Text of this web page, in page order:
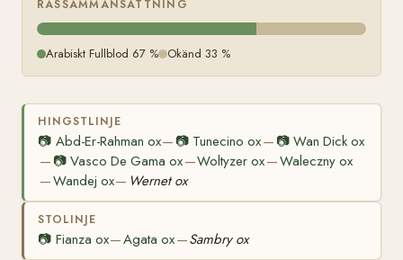
RASSAMMANSÄTTNING
Arabiskt Fullblod 67 % Okänd 33 %
HINGSTLINJE
📷 Abd-Er-Rahman ox— 📷 Tunecino ox— 📷 Wan Dick ox
— 📷Vasco De Gama ox—Woltyzer ox—Waleczny ox
—Wandej ox— Wernet ox
STOLINJE
📷 Fianza ox—Agata ox—Sambry ox